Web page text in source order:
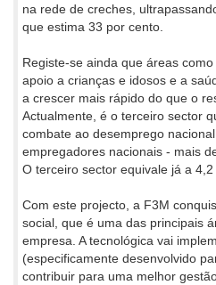
na rede de creches,
que estima 33 por cento.
Registe-se ainda que áreas
apoio a crianças e idosos e a
a crescer mais rápido do que o
Actualmente, é o terceiro sector
combate ao desemprego
empregadores nacionais - mais
O terceiro sector equivale já a
Com este projecto, a F3M
social, que é uma das principais
empresa. A tecnológica vai
(especificamente desenvolvido
contribuir para uma melhor